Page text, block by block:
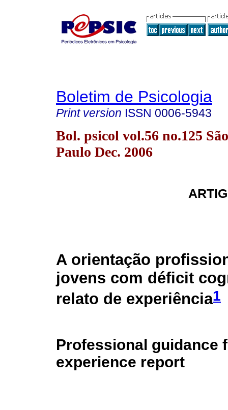
Boletim de Psicologia
Print version ISSN 0006-5943
Bol. psicol vol.56 no.125 São
Paulo Dec. 2006
A orientação
jovens com déficit
relato de experiência1
Professional guidance
experience report